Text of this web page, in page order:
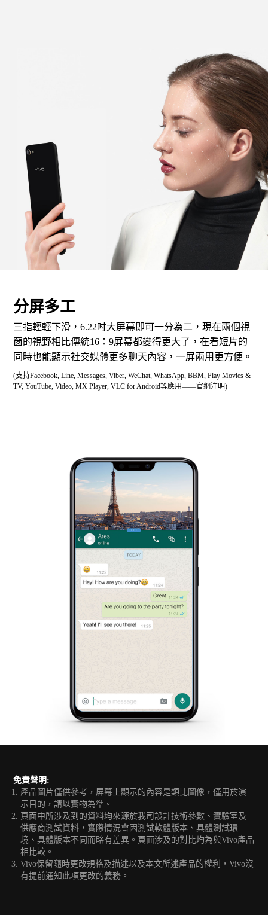
分屏多工
三指輕輕下滑，6.22吋大屏幕即可一分為二，現在兩個視
窗的視野相比傳統16：9屏幕都變得更大了，在看短片的
同時也能顯示社交媒體更多聊天內容，一屏兩用更方便。
(支持Facebook, Line, Messages, Viber, WeChat, WhatsApp, BBM, Play Movies &
TV, YouTube, Video, MX Player, VLC for Android等應用——官網注明)
免責聲明:
產品圖片僅供參考，屏幕上顯示的內容是類比圖像，僅用於演
示目的，請以實物為準。
頁面中所涉及到的資料均來源於我司設計技術參數、實驗室及
供應商測試資料，實際情況會因測試軟體版本、具體測試環
境、具體版本不同而略有差異。頁面涉及的對比均為與Vivo產品
相比較。
Vivo保留隨時更改規格及描述以及本文所述產品的權利，Vivo沒
有提前通知此項更改的義務。